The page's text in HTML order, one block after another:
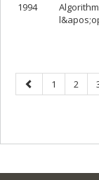
1994
Previous
page
Page
1 Page
2